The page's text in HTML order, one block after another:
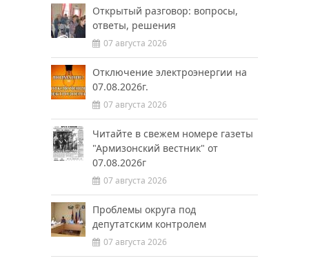
Открытый разговор: вопросы,
ответы, решения
07 августа 2026
Отключение электроэнергии на
07.08.2026г.
07 августа 2026
Читайте в свежем номере газеты
"Армизонский вестник" от
07.08.2026г
07 августа 2026
Проблемы округа под
депутатским контролем
07 августа 2026